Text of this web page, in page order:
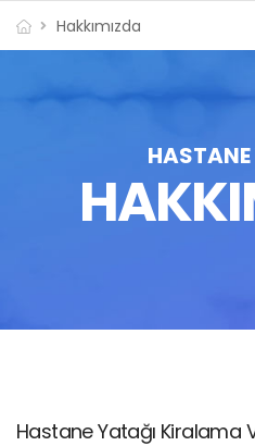
Hakkımızda
Hastane Yatağı Kiralama